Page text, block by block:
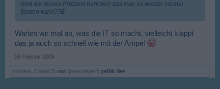
Wird die dieses Problem behoben das man es wieder normal
Starten kann??E
Warten wir mal ab, was die IT so macht, vielleicht klappt
das ja auch so schnell wie mit der Ampel
26 Februar 2026
movera Conair35 und [jonassiegert] gefällt dies.